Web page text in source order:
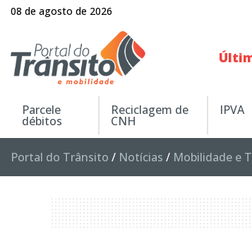
08 de agosto de 2026
Parcele
débitos
Reciclagem de
CNH
IPVA
Portal do Trânsito / Notícias / Mobilidade e